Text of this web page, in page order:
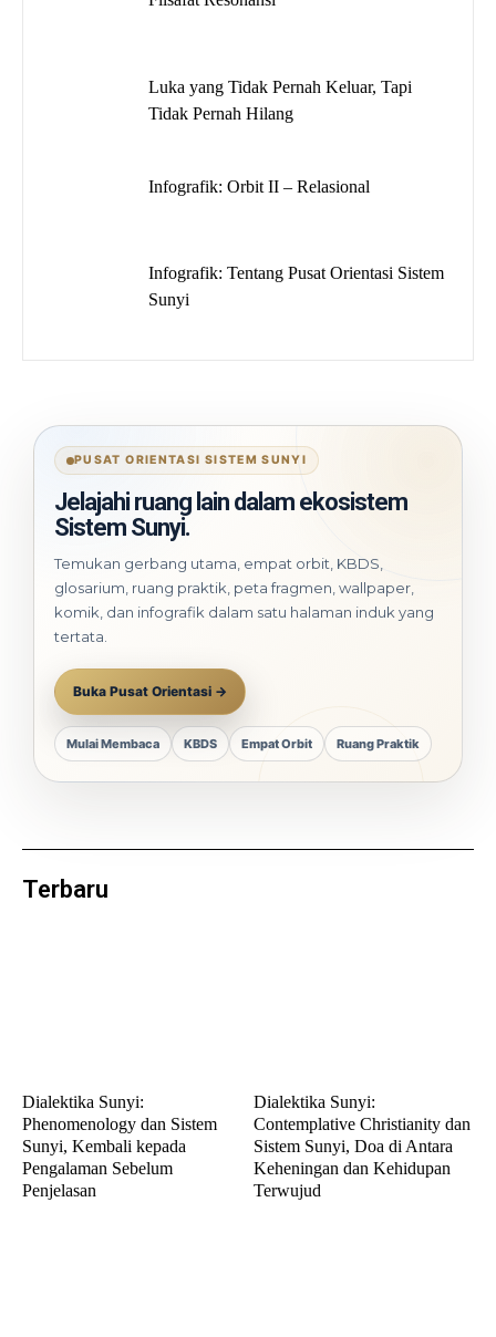
Luka yang Tidak Pernah Keluar, Tapi
Tidak Pernah Hilang
Infografik: Orbit II – Relasional
Infografik: Tentang Pusat Orientasi Sistem
Sunyi
PUSAT ORIENTASI SISTEM SUNYI
Jelajahi ruang lain dalam ekosistem
Sistem Sunyi.
Temukan gerbang utama, empat orbit, KBDS,
glosarium, ruang praktik, peta fragmen, wallpaper,
komik, dan infografik dalam satu halaman induk yang
tertata.
Buka Pusat Orientasi →
Mulai Membaca KBDS Empat Orbit Ruang Praktik
Terbaru
Dialektika Sunyi:
Phenomenology dan Sistem
Sunyi, Kembali kepada
Pengalaman Sebelum
Penjelasan
Dialektika Sunyi:
Contemplative Christianity dan
Sistem Sunyi, Doa di Antara
Keheningan dan Kehidupan
Terwujud